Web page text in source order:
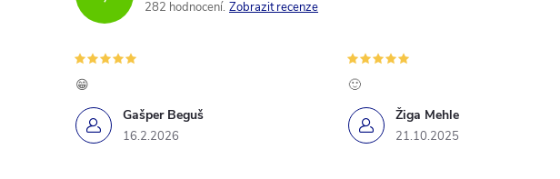
282 hodnocení Zobrazit recenze
Gašper Beguš
16.2.2026
😁
Žiga Mehle
21.10.2025
🙂